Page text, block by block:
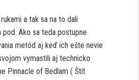
a tak sa na to dali
Ako sa teda postupne
metód aj keď ich ešte nevie
vymastili aj technicko
Pinnacle of Bedlam ( Štít